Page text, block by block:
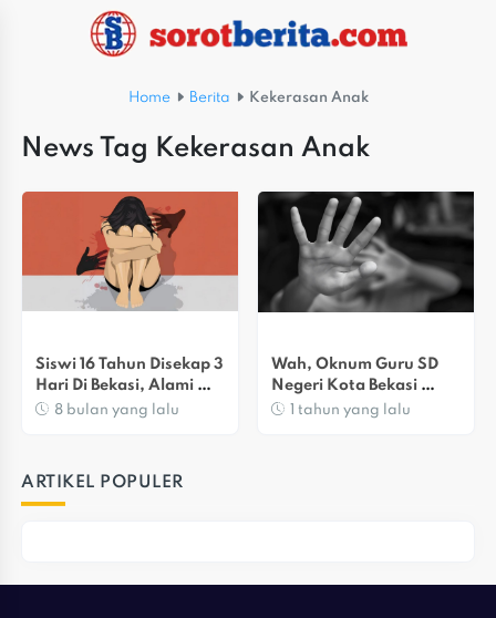
Home Berita Kekerasan Anak
News Tag Kekerasan Anak
Siswi 16 Tahun Disekap 3
Hari Di Bekasi, Alami
Kekerasan Seksual
8 bulan yang lalu
Wah, Oknum Guru SD
Negeri Kota Bekasi
Diduga Aniaya Siswa
1 tahun yang lalu
ARTIKEL POPULER